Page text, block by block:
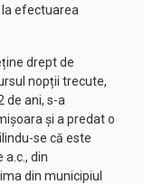
efectuarea
drept de
nopții trecute,
de ani, s-a
și a predat o
se că este
a.c., din
din municipiul